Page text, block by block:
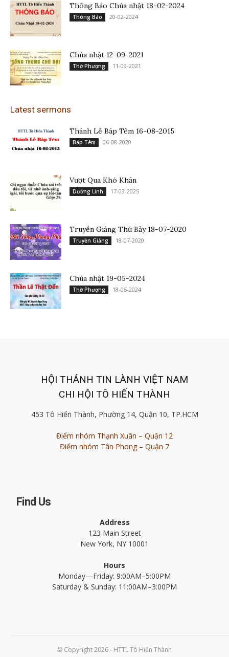
Thông Báo Chúa nhật 18-02-2024
Thông Báo 20-02-2024
Chúa nhật 12-09-2021
Thờ Phượng 11-09-2021
Latest sermons
Thánh Lễ Báp Têm 16-08-2015
Báp Têm 06-08-2020
Vượt Qua Khó Khăn
Dưỡng Linh 17-03-2025
Truyền Giảng Thứ Bảy 18-07-2020
Truyền Giảng 18-07-2020
Chúa nhật 19-05-2024
Thờ Phượng 18-05-2024
HỘI THÁNH TIN LÀNH VIỆT NAM
CHI HỘI TÔ HIẾN THÀNH
453 Tô Hiến Thành, Phường 14, Quận 10, TP.HCM
Điểm nhóm Thạnh Xuân – Quận 12
Điểm nhóm Tân Phong – Quận 7
Find Us
Address
123 Main Street
New York, NY 10001
Hours
Monday—Friday: 9:00AM–5:00PM
Saturday & Sunday: 11:00AM–3:00PM
© Copyright 2026 - HTTL Tô Hiến Thành